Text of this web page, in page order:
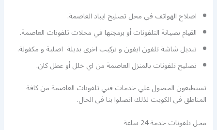
اصلاح الهواتف في محل تصليح ايباد العاصمة.
القيام بصيانة التلفونات أو برمجتها في محلات تلفونات العاصمة.
تبديل شاشة تلفون ايفون و تركيب اخرى بديلة اصلية و مكفولة.
تصليح تلفونات بالمنزل العاصمة من اي خلل أو عطل كان.
تستطيعون الحصول علي خدمات فني تلفونات العاصمة من كافة
المناطق في الكويت لذلك اتصلوا بنا في الحال.
محل تلفونات خدمة 24 ساعة